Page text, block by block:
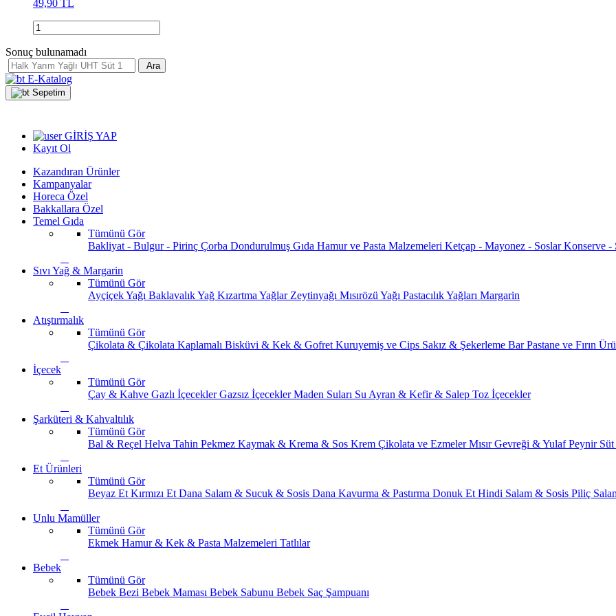
49,90 TL
Sonuç bulunamadı
Ara
E-Katalog
Sepetim
GİRİŞ YAP
Kayıt Ol
Kazandıran Ürünler
Kampanyalar
Horeca Özel
Bakkallara Özel
Temel Gıda
Tümünü Gör
Bakliyat - Bulgur - Pirinç Çorba Dondurulmuş Gıda Hamur ve Pasta Malzemeleri Ketçap - Mayonez - SoslarKonserve -
Sıvı Yağ & Margarin
Tümünü Gör
Ayçiçek Yağı Baklavalık Yağ Kızartma Yağlar Zeytinyağı Mısırözü Yağı Pastacılık Yağları Margarin
Atıştırmalık
Tümünü Gör
Çikolata & Çikolata Kaplamalı Bisküvi & Kek & Gofret Kuruyemiş ve Cips Sakız & Şekerleme BarPastane ve Fırın
İçecek
Tümünü Gör
Çay & Kahve Gazlı İçeceklerGazsız İçeceklerMaden Suları Su Ayran & Kefir & Salep Toz İçecekler
Şarküteri & Kahvaltılık
Tümünü Gör
Bal & Reçel Helva Tahin Pekmez Kaymak & Krema & Sos Krem Çikolata ve EzmelerMısır Gevreği & YulafPeynir
Et Ürünleri
Tümünü Gör
Beyaz Et Kırmızı Et Dana Salam & Sucuk & Sosis Dana Kavurma & Pastırma Donuk Et Hindi Salam & Sosis Piliç
Unlu Mamüller
Tümünü Gör
Ekmek Hamur & Kek & Pasta Malzemeleri Tatlılar
Bebek
Tümünü Gör
Bebek Bezi Bebek Maması Bebek Sabunu Bebek Saç Şampuanı